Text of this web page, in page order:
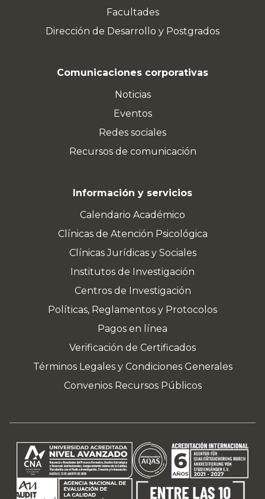
Facultades
Dirección de Desarrollo y Postgrados
Comunicaciones corporativas
Noticias
Eventos
Redes sociales
Recursos de comunicación
Información y servicios
Calendario Académico
Clínicas de Atención Psicológica
Clínicas Jurídicas y Sociales
Institutos de Investigación
Centros de Investigación
Políticas, Reglamentos y Protocolos
Pagos en línea
Verificación de Certificados
Términos Legales y Condiciones Generales
Convenios Recursos Públicos